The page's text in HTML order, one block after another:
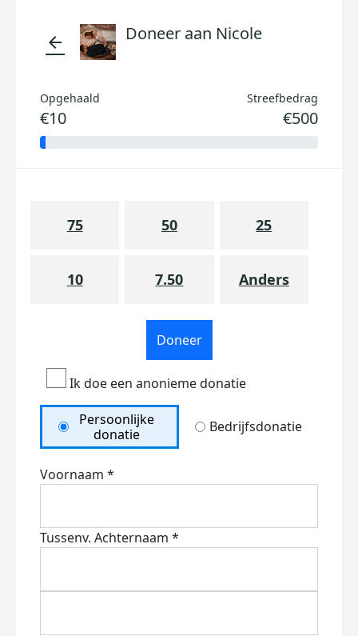
arrow_back Doneer aan Nicole
Opgehaald
€10
Streefbedrag
€500
75 50 25
10 7.50 Anders
Doneer
Ik doe een anonieme donatie
Persoonlijke
donatie
Bedrijfsdonatie
Voornaam *
Tussenv. Achternaam *